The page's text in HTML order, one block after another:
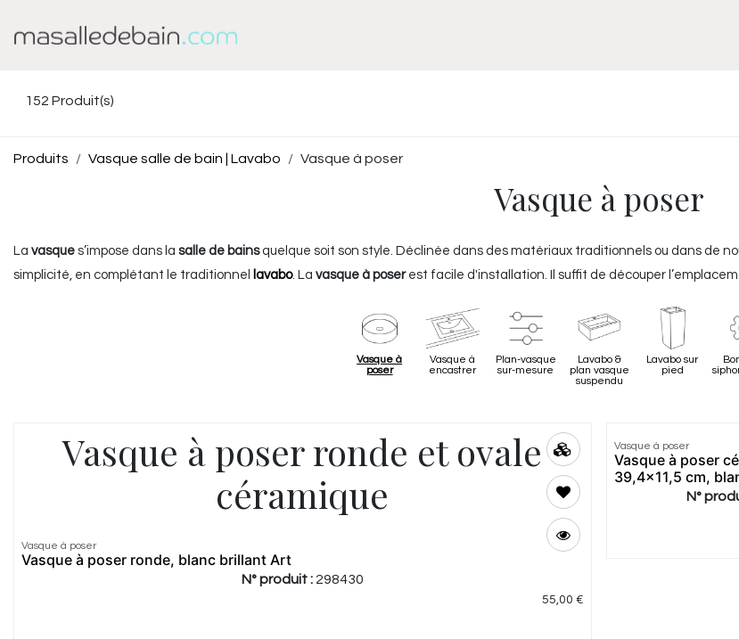
152 Produit(s)
Produits Vasque salle de bain | Lavabo Vasque à poser
Vasque à poser
La vasque s’impose dans la salle de bainsquelque soit son style. Déclinée dans des matériaux traditionnels ou dans de
simplicité, en complétant le traditionnel
lavabo. La vasque à poserest facile d'installation. Il suffit de découper
toutes les ambiances propices à la détente : zen, classique, nature, contemporaine... Elle est idéale dans les petits
Vasque à
poser
Vasque à
encastrer
Plan-vasque
sur-mesure
Lavabo &
plan vasque
suspendu
Lavabo sur
pied
Vasque à poser ronde et ovale
céramique
Meilleur
prix
Vasque à poser
Vasque à poser ronde, blanc brillant Art
N° produit : 298430
55,00 €
Vasque à poser
Vasque à poser
39,4x11,5 cm,
N°